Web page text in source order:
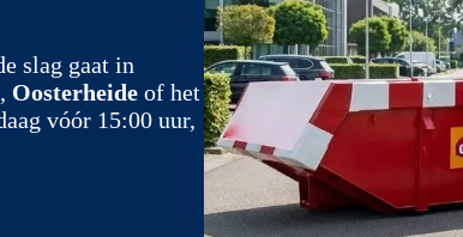
slag gaat in
, Oosterheide of het
vóór 15:00 uur,